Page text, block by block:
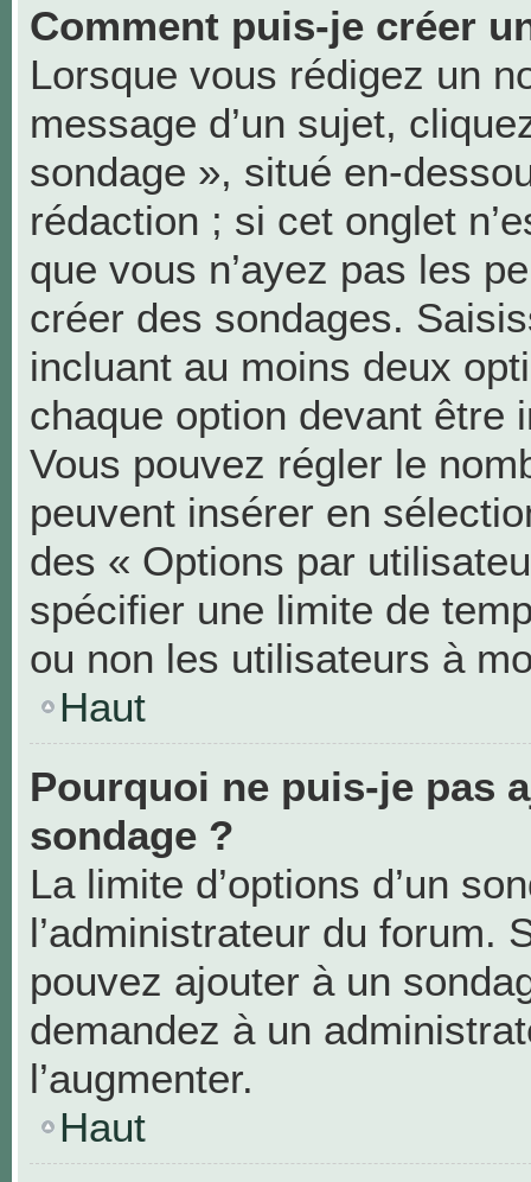
Comment puis-je créer
Lorsque vous rédigez un
message d’un sujet,
sondage », situé en-
rédaction ; si cet onglet
que vous n’ayez pas les
créer des sondages.
incluant au moins deux
chaque option devant être
Vous pouvez régler le
peuvent insérer en
des « Options par
spécifier une limite de
ou non les utilisateurs à
Haut
Pourquoi ne puis-je pas
sondage ?
La limite d’options d’un
l’administrateur du forum.
pouvez ajouter à un
demandez à un
l’augmenter.
Haut